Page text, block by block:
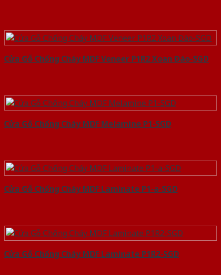
Cửa Gỗ Chống Cháy MDF Veneer P1R2 Xoan Đào-SGD
Cửa Gỗ Chống Cháy MDF Melamine P1-SGD
Cửa Gỗ Chống Cháy MDF Laminate P1-a-SGD
Cửa Gỗ Chống Cháy MDF Laminate P1R2-SGD